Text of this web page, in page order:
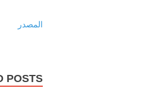
المصدر
POSTS